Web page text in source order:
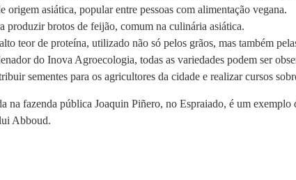
origem asiática, popular entre pessoas com alimentação vegana.
produzir brotos de feijão, comum na culinária asiática.
teor de proteína, utilizado não só pelos grãos, mas também
do Inova Agroecologia, todas as variedades podem ser
sementes para os agricultores da cidade e realizar cursos
na fazenda pública Joaquin Piñero, no Espraiado, é um
Abboud.